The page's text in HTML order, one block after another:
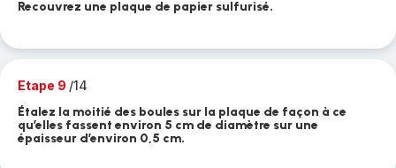
Recouvrez une plaque de papier sulfurisé.
Etape 9 /14
Étalez la moitié des boules sur la plaque de façon à ce
qu’elles fassent environ 5 cm de diamètre sur une
épaisseur d’environ 0,5 cm.